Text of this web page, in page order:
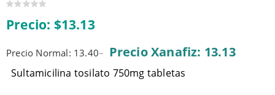
out
of
Precio: $13.13
Precio Normal: 13.40– Precio Xanafiz: 13.13
Sultamicilina tosilato 750mg tabletas